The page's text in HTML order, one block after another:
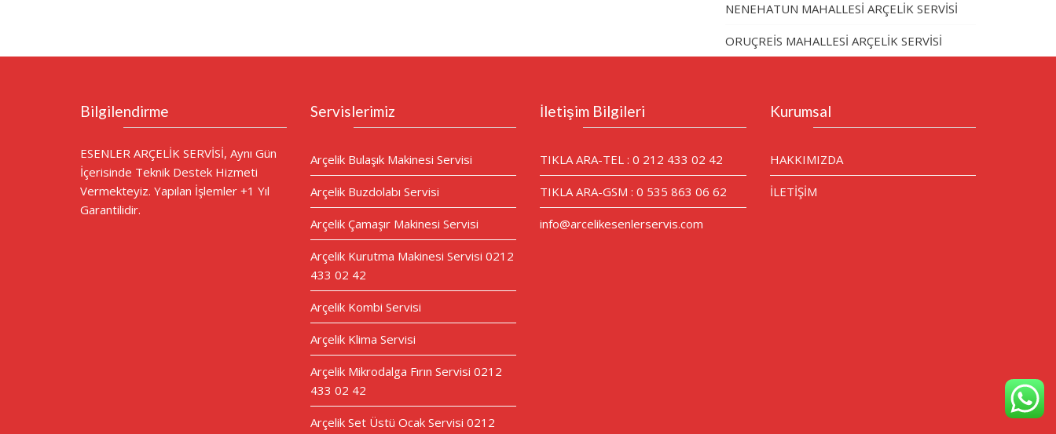
NENEHATUN MAHALLESİ ARÇELİK SERVİSİ
ORUÇREİS MAHALLESİ ARÇELİK SERVİSİ
Bilgilendirme
ESENLER ARÇELİK SERVİSİ, Aynı Gün
İçerisinde Teknik Destek Hizmeti
Vermekteyiz. Yapılan İşlemler +1 Yıl
Garantilidir.
Servislerimiz
Arçelik Bulaşık Makinesi Servisi
Arçelik Buzdolabı Servisi
Arçelik Çamaşır Makinesi Servisi
Arçelik Kurutma Makinesi Servisi 0212
433 02 42
Arçelik Kombi Servisi
Arçelik Klima Servisi
Arçelik Mikrodalga Fırın Servisi 0212
433 02 42
Arçelik Set Üstü Ocak Servisi 0212
İletişim Bilgileri
TIKLA ARA-TEL : 0 212 433 02 42
TIKLA ARA-GSM : 0 535 863 06 62
info@arcelikesenlerservis.com
Kurumsal
HAKKIMIZDA
İLETİŞİM